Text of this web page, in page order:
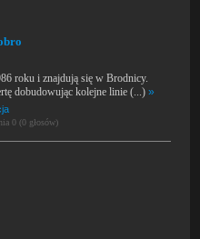
roku i znajdują się w Brodnicy.
dobudowując kolejne linie (...)»
0 (0 głosów)